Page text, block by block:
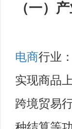
（一）
电商行业
实现商品
跨境贸易